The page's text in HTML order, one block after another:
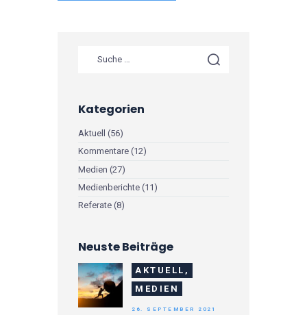
Kategorien
Aktuell (56)
Kommentare (12)
Medien (27)
Medienberichte (11)
Referate (8)
Neuste Beiträge
AKTUELL,
MEDIEN
26. SEPTEMBER 2021